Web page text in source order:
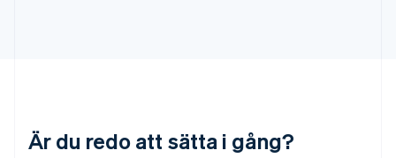
Är du redo att sätta i gång?
Malta
English